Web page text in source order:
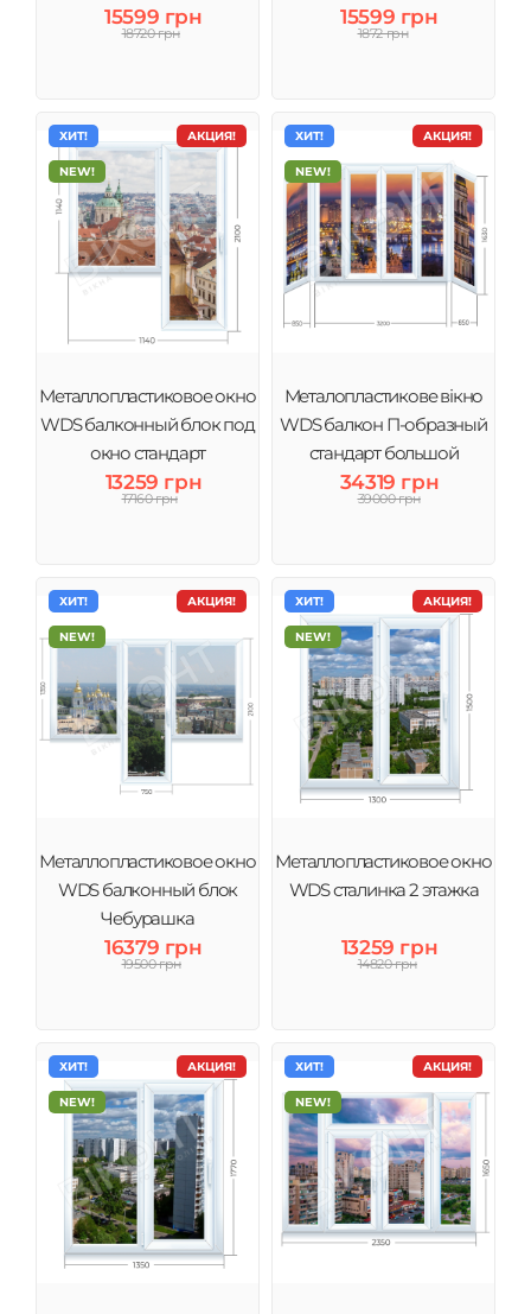
15599 грн
18720 грн
15599 грн
1872 грн
АКЦИЯ!
ХИТ!
NEW!
Металлопластиковое окно
WDS балконный блок под
окно стандарт
13259 грн
17160 грн
АКЦИЯ!
ХИТ!
NEW!
Металопластикове вікно
WDS балкон П-образный
стандарт большой
34319 грн
39000 грн
АКЦИЯ!
ХИТ!
NEW!
Металлопластиковое окно
WDS балконный блок
Чебурашка
16379 грн
19500 грн
АКЦИЯ!
ХИТ!
NEW!
Металлопластиковое окно
WDS сталинка 2 этажка
13259 грн
14820 грн
АКЦИЯ!
ХИТ!
NEW!
АКЦИЯ!
ХИТ!
NEW!